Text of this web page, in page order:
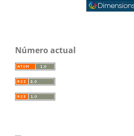
Número actual